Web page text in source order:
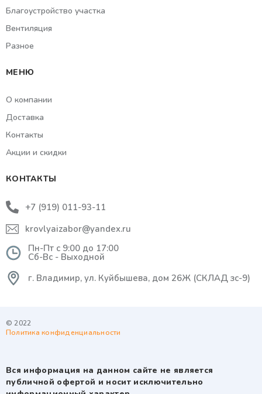
Благоустройство участка
Вентиляция
Разное
МЕНЮ
О компании
Доставка
Контакты
Акции и скидки
КОНТАКТЫ
+7 (919) 011-93-11
krovlyaizabor@yandex.ru
Пн-Пт с 9:00 до 17:00
Сб-Вс - Выходной
г. Владимир, ул. Куйбышева, дом 26Ж (СКЛАД зс-9)
© 2022
Политика конфиденциальности
Вся информация на данном сайте не является
публичной офертой и носит исключительно